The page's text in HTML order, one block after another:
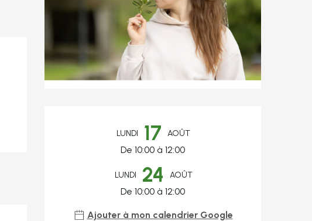
Ouverture et
LUNDI 17 AOÛT
De 10:00 à 12:00
LUNDI 24 AOÛT
De 10:00 à 12:00
Ajouter à mon calendrier Google